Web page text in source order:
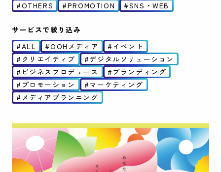
OTHERS
PROMOTION SNS・WEB
サービスで絞り込み
ALL
OOHメディア
イベント
クリエイティブ
デジタルソリューション
ビジネスプロデュース
ブランディング
プロモーション
マーケティング
メディアプランニング